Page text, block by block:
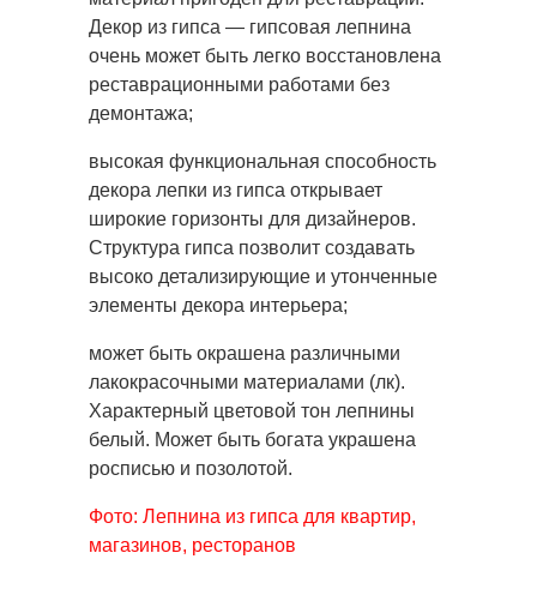
Декор из гипса — гипсовая лепнина
очень может быть легко восстановлена
реставрационными работами без
демонтажа;
высокая функциональная способность
декора лепки из гипса открывает
широкие горизонты для дизайнеров.
Структура гипса позволит создавать
высоко детализирующие и утонченные
элементы декора интерьера;
может быть окрашена различными
лакокрасочными материалами (лк).
Характерный цветовой тон лепнины
белый. Может быть богата украшена
росписью и позолотой.
Фото: Лепнина из гипса для квартир,
магазинов, ресторанов